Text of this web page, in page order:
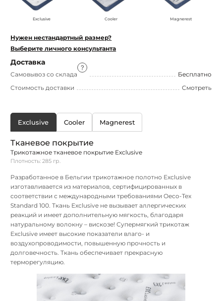
Exclusive Cooler Magnerest
Нужен нестандартный размер?
Выберите личного консультанта
Доставка
Самовывоз со склада
Бесплатно
Стоимость доставки
Смотреть
Exclusive Cooler Magnerest
Тканевое покрытие
Трикотажное тканевое покрытие Exclusive
Плотность: 285 гр.
Разработанное в Бельгии трикотажное полотно Exclusive
изготавливается из материалов, сертифицированных в
соответствии с международными требованиями Oeco-Tex
Standard 100. Ткань Exclusive не вызывает аллергических
реакций и имеет дополнительную мягкость, благодаря
натуральному волокну – вискозе! Супермягкий трикотаж
Exclusive имеет высокие показатели влаго- и
воздухопроводимости, повышенную прочность и
долговечность. Ткань обеспечивает прекрасную
терморегуляцию.